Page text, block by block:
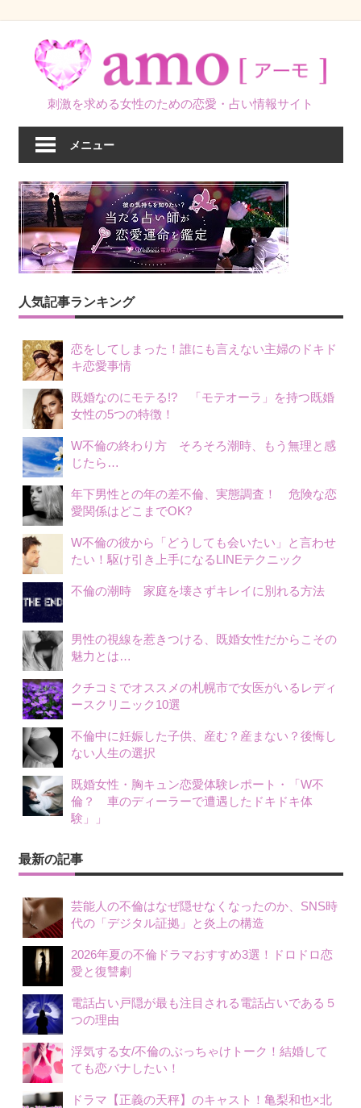
刺激を求める女性のための恋愛・占い情報サイト
メニュー
人気記事ランキング
恋をしてしまった！誰にも言えない主婦のドキド
キ恋愛事情
既婚なのにモテる!? 「モテオーラ」を持つ既婚
女性の5つの特徴！
W不倫の終わり方 そろそろ潮時、もう無理と感
じたら…
年下男性との年の差不倫、実態調査！ 危険な恋
愛関係はどこまでOK?
W不倫の彼から「どうしても会いたい」と言わせ
たい！駆け引き上手になるLINEテクニック
不倫の潮時 家庭を壊さずキレイに別れる方法
男性の視線を惹きつける、既婚女性だからこその
魅力とは…
クチコミでオススメの札幌市で女医がいるレディ
ースクリニック10選
不倫中に妊娠した子供、産む？産まない？後悔し
ない人生の選択
既婚女性・胸キュン恋愛体験レポート・「W不
倫？ 車のディーラーで遭遇したドキドキ体
験」」
最新の記事
芸能人の不倫はなぜ隠せなくなったのか、SNS時
代の「デジタル証拠」と炎上の構造
2026年夏の不倫ドラマおすすめ3選！ドロドロ恋
愛と復讐劇
電話占い戸隠が最も注目される電話占いである５
つの理由
浮気する女/不倫のぶっちゃけトーク！結婚して
ても恋バナしたい！
ドラマ【正義の天秤】のキャスト！亀梨和也×北